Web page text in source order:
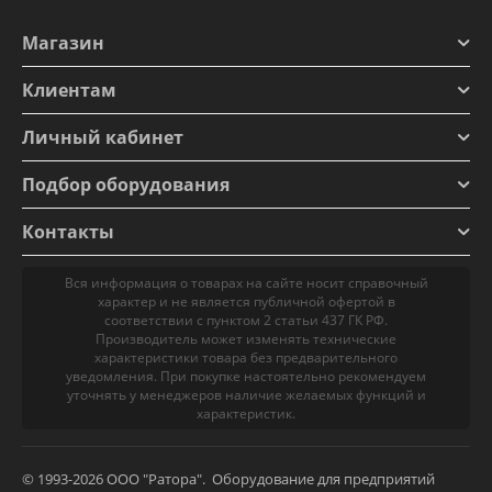
Магазин
Клиентам
Личный кабинет
Подбор оборудования
Контакты
Вся информация о товарах на сайте носит справочный
характер и не является публичной офертой в
соответствии с пунктом 2 статьи 437 ГК РФ.
Производитель может изменять технические
характеристики товара без предварительного
уведомления. При покупке настоятельно рекомендуем
уточнять у менеджеров наличие желаемых функций и
характеристик.
© 1993-2026 ООО "Ратора". Оборудование для предприятий